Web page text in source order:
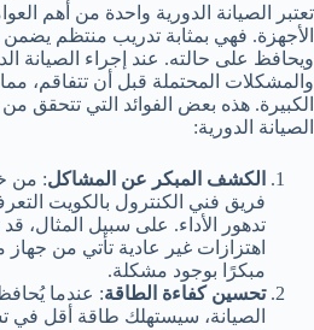
تعتبر الصيانة الدورية واحدة من أهم
الأجهزة. فهي بمثابة تدريب منتظم
ويحافظ على حالته. عند إجراء الصيانة
والمشكلات المحتملة قبل أن تتفاقم،
الكبيرة. هذه بعض الفوائد التي تتحقق
الصيانة الدورية:
الكشف المبكر عن المشاكل: من
فريق فني الكنترول بالكويت
تدهور الأداء. على سبيل المثال،
اهتزازات غير عادية تأتي من جهاز
مبكرًا بوجود مشكلة.
تحسين كفاءة الطاقة: عندما
الصيانة، سيستهلك طاقة أقل في